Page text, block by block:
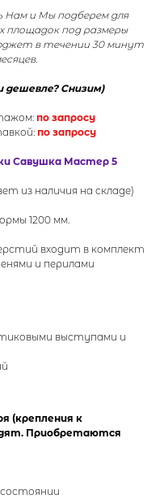
и Мы подберем для
площадок под размеры
в течении 30 минут
дешевле? Снизим)
по запросу
по запросу
Савушка Мастер 5
из наличия на складе)
1200 мм.
входит в комплект
и перилами
выступами и
(крепления к
Приобретаются